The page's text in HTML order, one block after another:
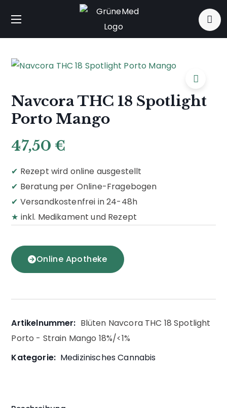
Navcora THC 18 Spotlight
Porto Mango
47,50 €
✔ Rezept wird online ausgestellt
✔ Beratung per Online-Fragebogen
✔ Versandkostenfrei in 24-48h
★ inkl. Medikament und Rezept
Online Apotheke
Artikelnummer: Blüten Navcora THC 18 Spotlight
Porto - Strain Mango 18%/<1%
Kategorie: Medizinisches Cannabis